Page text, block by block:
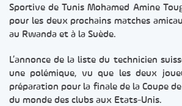
Sportive de Tunis Mohamed Amine
pour les deux prochains matches
au Rwanda et à la Suède.
L’annonce de la liste du technicien
une polémique, vu que les deux
préparation pour la finale de la Coupe
du monde des clubs aux Etats-Unis.